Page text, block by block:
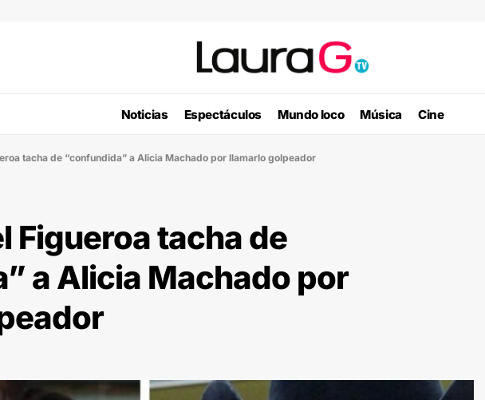
Noticias Espectáculos Mundo loco Música Cine
tacha de “confundida” a Alicia Machado por llamarlo golpeador
Figueroa tacha de
a Alicia Machado por